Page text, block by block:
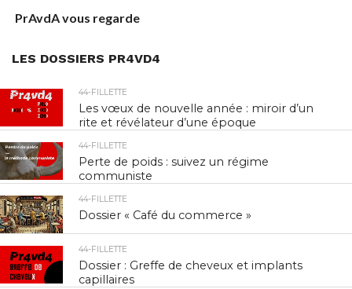
PrAvdA vous regarde
LES DOSSIERS PR4VD4
44-FILLETTE
Les vœux de nouvelle année : miroir d’un
rite et révélateur d’une époque
44-FILLETTE
Perte de poids : suivez un régime
communiste
44-FILLETTE
Dossier « Café du commerce »
44-FILLETTE
Dossier : Greffe de cheveux et implants
capillaires